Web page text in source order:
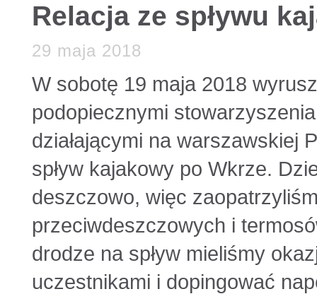
Relacja ze spływu
29 maja 2018
W sobotę 19 maja 2018
podopiecznymi
działającymi na warszawskiej
spływ kajakowy po Wkrze.
deszczowo, więc
przeciwdeszczowych i
drodze na spływ mieliśmy
uczestnikami i dopingować